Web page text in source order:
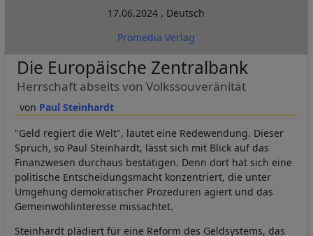
17.06.2024 , Deutsch
Promedia Verlag
Paul Steinhardt
Die Europäische Zentralbank
Herrschaft abseits von Volkssouveränität
"Geld regiert die Welt", lautet eine Redewendung. Dieser
Spruch, so Paul Steinhardt, lässt sich mit Blick auf das
Finanzwesen durchaus bestätigen. Denn dort hat sich eine
politische Entscheidungsmacht konzentriert, die unter
Umgehung demokratischer Prozeduren agiert und das
Gemeinwohlinteresse missachtet.
Steinhardt plädiert für eine Reform des Geldsystems, das